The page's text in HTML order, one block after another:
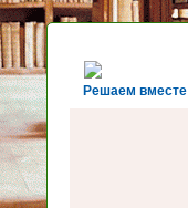
Решаем вместе